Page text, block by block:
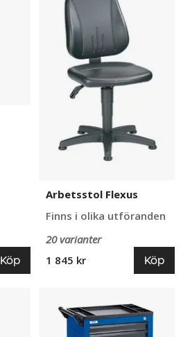
Köp
Arbetsstol Flexus
Finns i olika utföranden
20 varianter
1 845 kr
Köp
med